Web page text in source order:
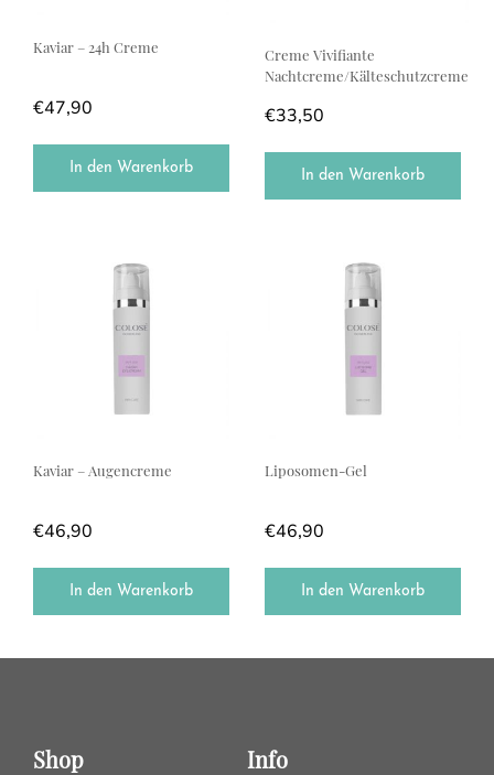
Kaviar – 24h Creme
€47,90
In den Warenkorb
Creme Vivifiante
Nachtcreme/Kälteschutzcreme
€33,50
In den Warenkorb
Kaviar – Augencreme
€46,90
In den Warenkorb
Liposomen-Gel
€46,90
In den Warenkorb
Shop Info